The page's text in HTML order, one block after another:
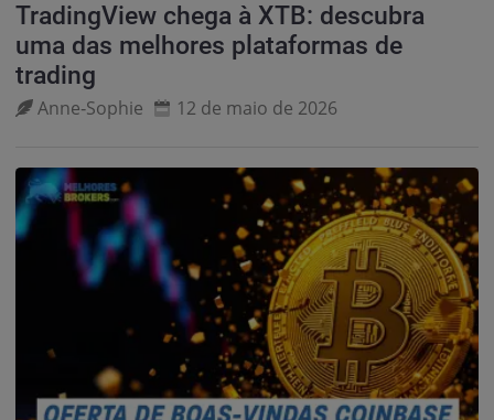
TradingView chega à XTB: descubra
uma das melhores plataformas de
trading
Anne‑Sophie 12 de maio de 2026